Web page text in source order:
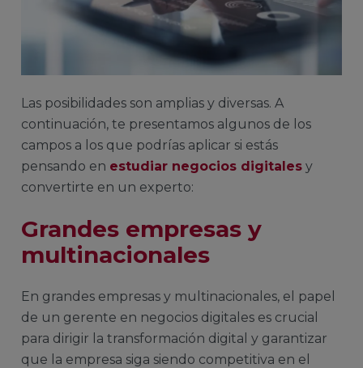
Las posibilidades son amplias y diversas. A
continuación, te presentamos algunos de los
campos a los que podrías aplicar si estás
pensando en estudiar negocios digitales y
convertirte en un experto:
Grandes empresas y
multinacionales
En grandes empresas y multinacionales, el papel
de un gerente en negocios digitales es crucial
para dirigir la transformación digital y garantizar
que la empresa siga siendo competitiva en el